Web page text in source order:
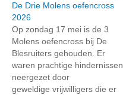
De Drie Molens oefencross
2026
Op zondag 17 mei is de 3
Molens oefencross bij De
Blesruiters gehouden. Er
waren prachtige hindernissen
neergezet door
geweldige vrijwilligers die er